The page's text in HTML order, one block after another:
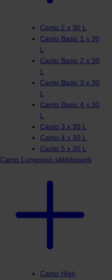
Canto 2 x 30 L
Canto Basic 1 x 30
L
Canto Basic 2 x 30
L
Canto Basic 3 x 30
L
Canto Basic 4 x 30
L
Canto 3 x 30 L
Canto 4 x 30 L
Canto 5 x 30 L
Canto Longopac-säkkikasetti
Canto High